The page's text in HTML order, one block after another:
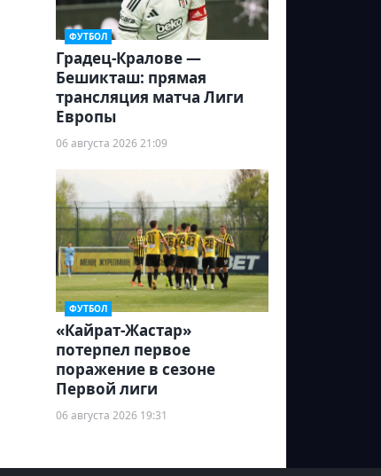
ФУТБОЛ
Градец-Кралове —
Бешикташ: прямая
трансляция матча Лиги
Европы
06 августа 2026 21:09
ФУТБОЛ
«Кайрат-Жастар»
потерпел первое
поражение в сезоне
Первой лиги
06 августа 2026 19:31